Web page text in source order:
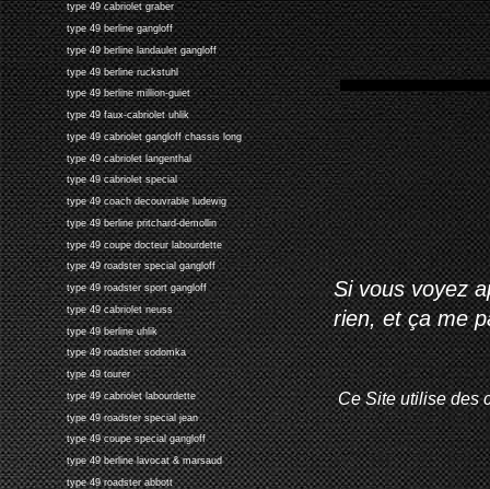
type 49 cabriolet graber
type 49 berline gangloff
type 49 berline landaulet gangloff
type 49 berline ruckstuhl
type 49 berline million-guiet
type 49 faux-cabriolet uhlik
type 49 cabriolet gangloff chassis long
type 49 cabriolet langenthal
type 49 cabriolet special
type 49 coach decouvrable ludewig
type 49 berline pritchard-demollin
type 49 coupe docteur labourdette
type 49 roadster special gangloff
type 49 roadster sport gangloff
type 49 cabriolet neuss
type 49 berline uhlik
type 49 roadster sodomka
type 49 tourer
type 49 cabriolet labourdette
type 49 roadster special jean
type 49 coupe special gangloff
type 49 berline lavocat & marsaud
type 49 roadster abbott
Si vous voyez
rien, et ça me
Ce Site utilise des